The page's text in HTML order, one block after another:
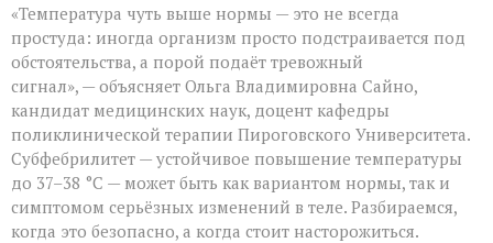
спешите
пить
что
скрывает
температура
37–
38 °C
«Температура чуть выше нормы — это не всегда
простуда: иногда организм просто подстраивается под
обстоятельства, а порой подаёт тревожный
сигнал», — объясняет Ольга Владимировна Сайно,
кандидат медицинских наук, доцент кафедры
поликлинической терапии Пироговского Университета.
Субфебрилитет — устойчивое повышение температуры
до 37–38 °C — может быть как вариантом нормы, так и
симптомом серьёзных изменений в теле. Разбираемся,
когда это безопасно, а когда стоит насторожиться.